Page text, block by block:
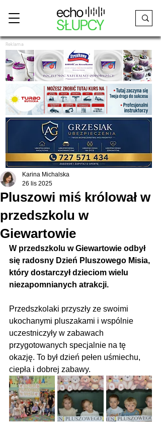
Reklama
Pluszowi miś królował w
przedszkolu w
Giewartowie
Karina Michalska
26 lis 2025
W przedszkolu w Giewartowie odbył
się radosny Dzień Pluszowego Misia,
który dostarczył dzieciom wielu
niezapomnianych atrakcji.
Przedszkolaki przyszły ze swoimi
ukochanymi pluszakami i wspólnie
uczestniczyły w zabawach
przygotowanych specjalnie na tę
okazję. To był dzień pełen uśmiechu,
ciepła i dobrej zabawy.